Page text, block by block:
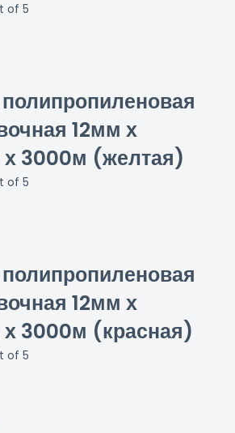
of 5
12мм х
3000м (желтая)
of 5
12мм х
3000м (красная)
of 5